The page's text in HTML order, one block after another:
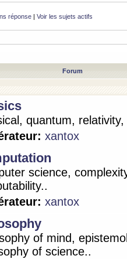
réponse | Voir les sujets actifs
Forum
quantum,
xantox
science,
xantox
of mind,
of science..